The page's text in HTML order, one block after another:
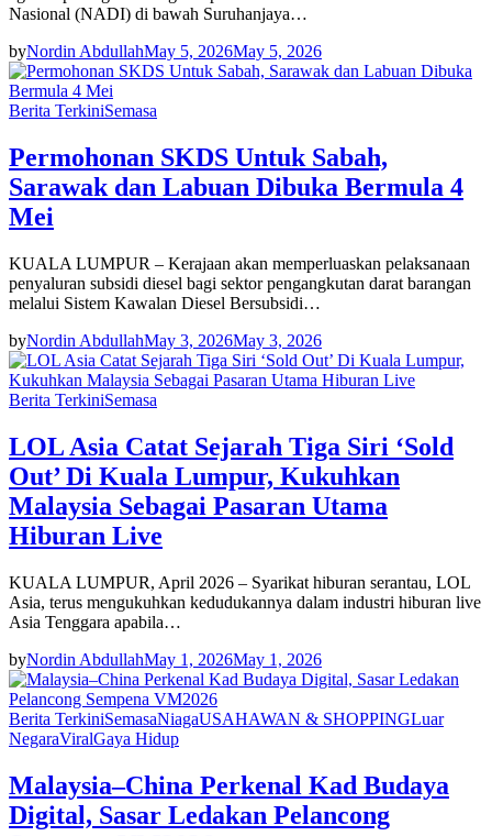
Nasional (NADI) di bawah Suruhanjaya…
byNordin AbdullahMay 5, 2026May 5, 2026
Berita TerkiniSemasa
Permohonan SKDS Untuk Sabah,
Sarawak dan Labuan Dibuka Bermula 4
Mei
KUALA LUMPUR – Kerajaan akan memperluaskan pelaksanaan
penyaluran subsidi diesel bagi sektor pengangkutan darat barangan
melalui Sistem Kawalan Diesel Bersubsidi…
byNordin AbdullahMay 3, 2026May 3, 2026
Berita TerkiniSemasa
LOL Asia Catat Sejarah Tiga Siri ‘Sold
Out’ Di Kuala Lumpur, Kukuhkan
Malaysia Sebagai Pasaran Utama
Hiburan Live
KUALA LUMPUR, April 2026 – Syarikat hiburan serantau, LOL
Asia, terus mengukuhkan kedudukannya dalam industri hiburan live
Asia Tenggara apabila…
byNordin AbdullahMay 1, 2026May 1, 2026
Berita TerkiniSemasaNiagaUSAHAWAN & SHOPPINGLuar
NegaraViralGaya Hidup
Malaysia–China Perkenal Kad Budaya
Digital, Sasar Ledakan Pelancong